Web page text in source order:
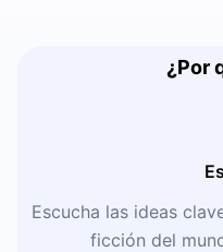
¿Por
Escucha las ideas
ficción del